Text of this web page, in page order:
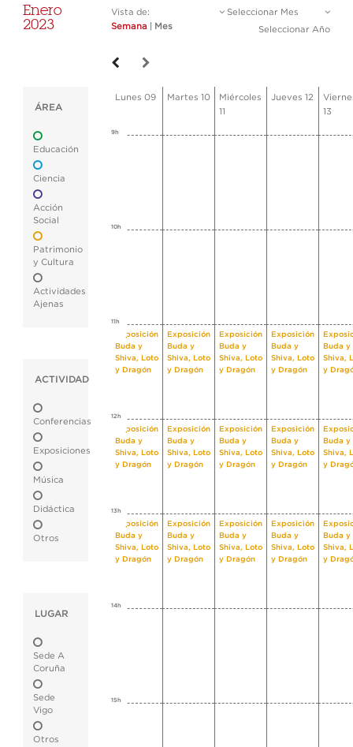
Enero
2023
Vista de:
Semana
Mes
Seleccionar Mes
Seleccionar Año
ÁREA
Educación
Ciencia
Acción
Social
Patrimonio
y Cultura
Actividades
Ajenas
ACTIVIDAD
Conferencias
Exposiciones
Música
Didáctica
Otros
LUGAR
Sede A
Coruña
Sede
Vigo
Otros
Lunes 09 Martes 10
Miércoles
11
Jueves 12
13
9h
10h
11h
Exposición
Buda y
Shiva, Loto
y Dragón
Exposición
Buda y
Shiva, Loto
y Dragón
Exposición
Buda y
Shiva, Loto
y Dragón
Exposición
Buda y
Shiva, Loto
y Dragón
Buda y
Shiva,
y
12h
Exposición
Buda y
Shiva, Loto
y Dragón
Exposición
Buda y
Shiva, Loto
y Dragón
Exposición
Buda y
Shiva, Loto
y Dragón
Exposición
Buda y
Shiva, Loto
y Dragón
Buda y
Shiva,
y
13h
Exposición
Buda y
Shiva, Loto
y Dragón
Exposición
Buda y
Shiva, Loto
y Dragón
Exposición
Buda y
Shiva, Loto
y Dragón
Exposición
Buda y
Shiva, Loto
y Dragón
Buda y
Shiva,
y
14h
15h